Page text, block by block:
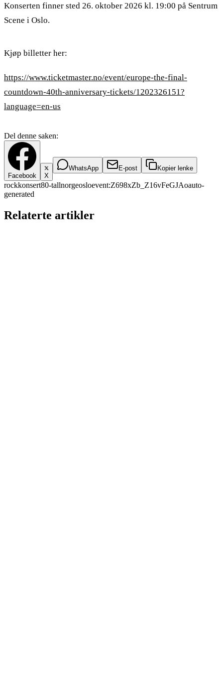
Konserten finner sted 26. oktober 2026 kl. 19:00 på Sentrum
Scene i Oslo.
Kjøp billetter her:
https://www.ticketmaster.no/event/europe-the-final-
countdown-40th-anniversary-tickets/1202326151?
language=en-us
Del denne saken:
Facebook X
WhatsApp E-post Kopier lenke
rockkonsert80-tallnorgeosloevent:Z698xZb_Z16vFeGJAoauto-
generated
Relaterte artikler